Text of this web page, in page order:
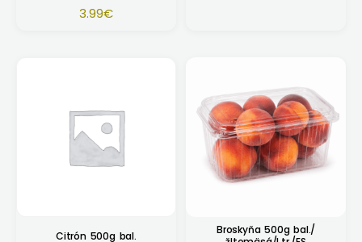
3.99€
Citrón 500g bal.
Broskyňa 500g bal./